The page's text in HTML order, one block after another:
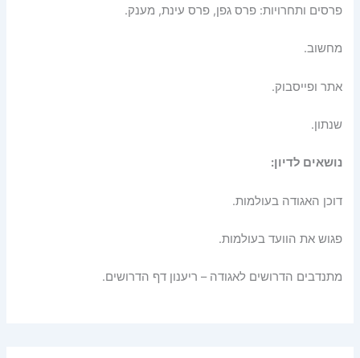
פרסים ותחרויות: פרס גפן, פרס עינת, מענק.
מחשוב.
אתר ופייסבוק.
שנתון.
נושאים לדיון:
דוכן האגודה בעולמות.
פגוש את הוועד בעולמות.
מתנדבים הדרושים לאגודה – ריענון דף הדרושים.